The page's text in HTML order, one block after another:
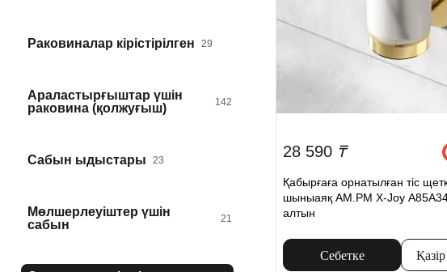
Раковиналар кірістірілген 29
Араластырғыштар үшін
раковина (қолжуғыш)
142
Сабын ыдыстары 23
Мөлшерлеуіштер үшін
сабын
21
28 590 ₸
Қабырғаға орнатылған тіс
шыныаяқ AM.PM X-Joy
алтын
Себетке